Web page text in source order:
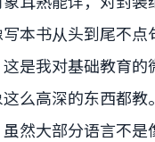
本书从头到尾不
是我对基础教育
么高深的东西都教。
然大部分语言不